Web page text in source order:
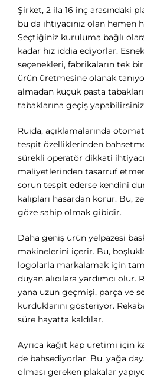
Şirket, 2 ila 16 inç arasındaki
bu da ihtiyacınız olan hemen
Seçtiğiniz kuruluma bağlı
kadar hız iddia ediyorlar.
seçenekleri, fabrikaların tek
ürün üretmesine olanak
almadan küçük pasta
tabaklarına geçiş
Ruida, açıklamalarında
tespit özelliklerinden
sürekli operatör dikkati
maliyetlerinden tasarruf
sorun tespit ederse kendini
kalıpları hasardan korur. Bu,
göze sahip olmak gibidir.
Daha geniş ürün yelpazesi
makinelerini içerir. Bu,
logolarla markalamak için
duyan alıcılara yardımcı olur.
yana uzun geçmişi, parça ve
kurduklarını gösteriyor.
süre hayatta kaldılar.
Ayrıca kağıt kap üretimi için
de bahsediyorlar. Bu, yağa
olması gereken plakalar